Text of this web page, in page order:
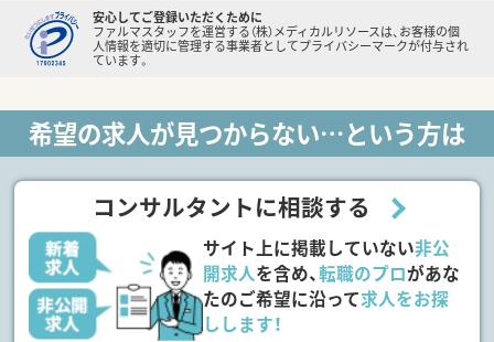
安心してご登録いただくために
ファルマスタッフを運営する（株）メディカルリソースは、お客様の個
人情報を適切に管理する事業者としてプライバシーマークが付与され
ています。
希望の求人が見つからない…という方は
コンサルタントに相談する
サイト上に掲載していない非公
開求人を含め、転職のプロがあな
たのご希望に沿って求人をお探
しします！